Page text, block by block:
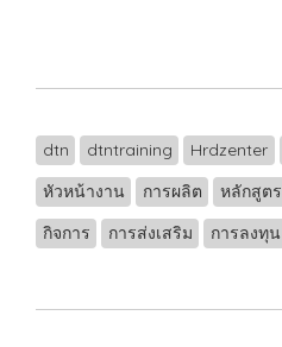
dtn dtntraining Hrdzenter
หัวหน้างาน
การผลิต หลักสูตร
กิจการ
การส่งเสริม การลงทุน